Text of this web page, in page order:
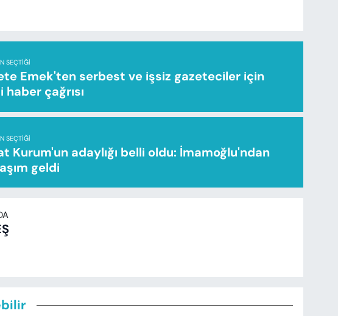
SEÇTIĞI
Emek'ten serbest ve işsiz gazeteciler için
çağrısı
SEÇTIĞI
Kurum'un adaylığı belli oldu: İmamoğlu'ndan
geldi